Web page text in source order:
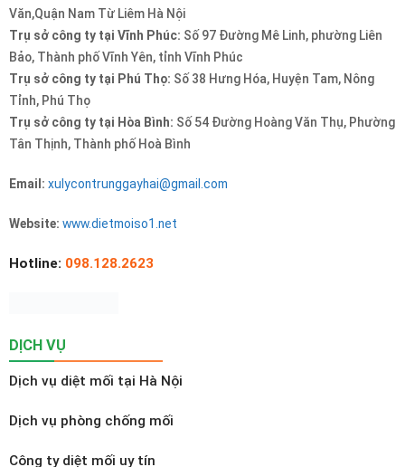
Văn,Quận Nam Từ Liêm Hà Nội
Trụ sở công ty tại Vĩnh Phúc: Số 97 Đường Mê Linh, phường Liên
Bảo, Thành phố Vĩnh Yên, tỉnh Vĩnh Phúc
Trụ sở công ty tại Phú Thọ: Số 38 Hưng Hóa, Huyện Tam, Nông
Tỉnh, Phú Thọ
Trụ sở công ty tại Hòa Bình: Số 54 Đường Hoàng Văn Thụ, Phường
Tân Thịnh, Thành phố Hoà Bình
Email: xulycontrunggayhai@gmail.com
Website: www.dietmoiso1.net
Hotline: 098.128.2623
DỊCH VỤ
Dịch vụ diệt mối tại Hà Nội
Dịch vụ phòng chống mối
Công ty diệt mối uy tín